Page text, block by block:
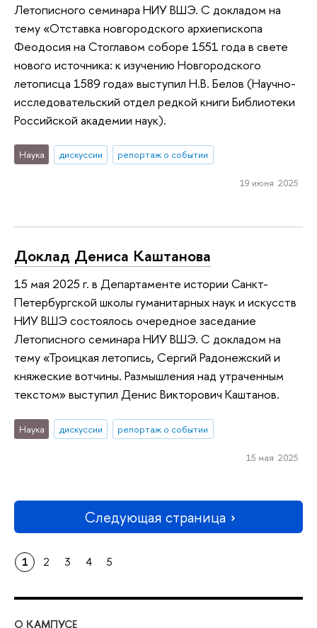
Летописного семинара НИУ ВШЭ. С докладом на
тему «Отставка новгородского архиепископа
Феодосия на Стоглавом соборе 1551 года в свете
нового источника: к изучению Новгородского
летописца 1589 года» выступил Н.В. Белов (Научно-
исследовательский отдел редкой книги Библиотеки
Российской академии наук).
Наука дискуссии репортаж о событии
19 июня 2025
Доклад Дениса Каштанова
15 мая 2025 г. в Департаменте истории Санкт-
Петербургской школы гуманитарных наук и искусств
НИУ ВШЭ состоялось очередное заседание
Летописного семинара НИУ ВШЭ. С докладом на
тему «Троицкая летопись, Сергий Радонежский и
княжеские вотчины. Размышления над утраченным
текстом» выступил Денис Викторович Каштанов.
Наука дискуссии репортаж о событии
15 мая 2025
Следующая страница
1 2 3 4 5
О КАМПУСЕ